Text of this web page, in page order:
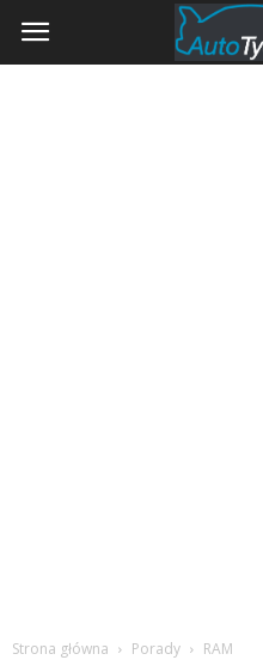
AutoTydzien.pl
Strona główna Porady RAM